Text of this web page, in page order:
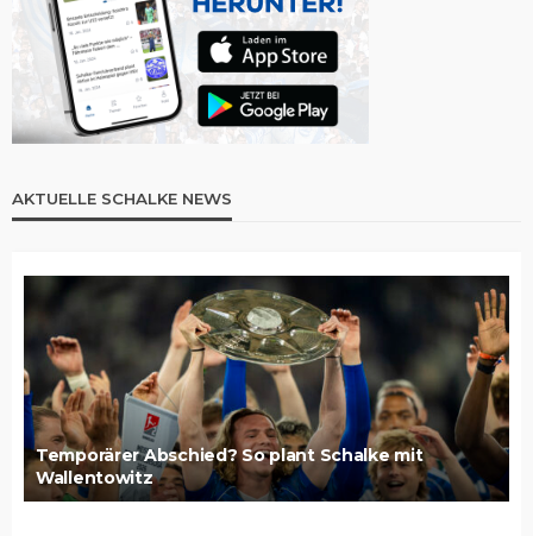
AKTUELLE SCHALKE NEWS
Temporärer Abschied? So plant Schalke mit
Wallentowitz